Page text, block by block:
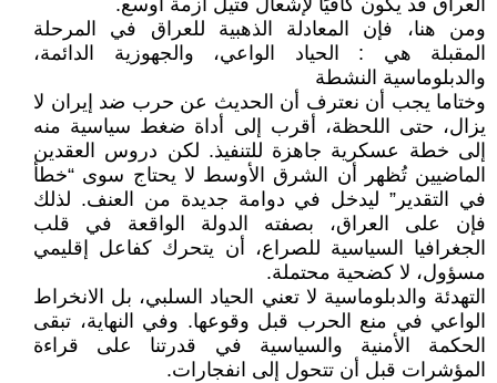
العراق قد يكون كافيًا لإشعال فتيل أزمة أوسع.
ومن هنا، فإن المعادلة الذهبية للعراق في المرحلة
المقبلة هي : الحياد الواعي، والجهوزية الدائمة،
والدبلوماسية النشطة
وختاما يجب أن نعترف أن الحديث عن حرب ضد إيران لا
يزال، حتى اللحظة، أقرب إلى أداة ضغط سياسية منه
إلى خطة عسكرية جاهزة للتنفيذ. لكن دروس العقدين
الماضيين تُظهر أن الشرق الأوسط لا يحتاج سوى “خطأ
في التقدير” ليدخل في دوامة جديدة من العنف. لذلك
فإن على العراق، بصفته الدولة الواقعة في قلب
الجغرافيا السياسية للصراع، أن يتحرك كفاعل إقليمي
مسؤول، لا كضحية محتملة.
التهدئة والدبلوماسية لا تعني الحياد السلبي، بل الانخراط
الواعي في منع الحرب قبل وقوعها. وفي النهاية، تبقى
الحكمة الأمنية والسياسية في قدرتنا على قراءة
المؤشرات قبل أن تتحول إلى انفجارات.